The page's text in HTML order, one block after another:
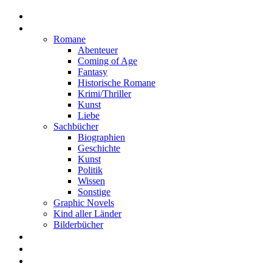
Romane
Abenteuer
Coming of Age
Fantasy
Historische Romane
Krimi/Thriller
Kunst
Liebe
Sachbücher
Biographien
Geschichte
Kunst
Politik
Wissen
Sonstige
Graphic Novels
Kind aller Länder
Bilderbücher